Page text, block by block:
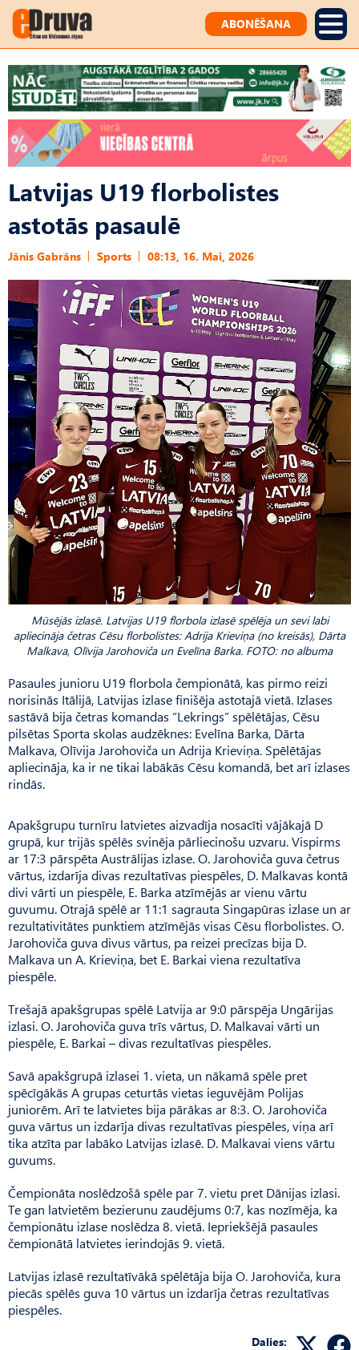
ABONĒŠANA
Latvijas U19 florbolistes
astotās pasaulē
Jānis Gabrāns Sports 08:13, 16. Mai, 2026
Mūsējās izlasē. Latvijas U19 florbola izlasē spēlēja un sevi labi
apliecināja četras Cēsu florbolistes: Adrija Krieviņa (no kreisās), Dārta
Malkava, Olīvija Jarohoviča un Evelīna Barka. FOTO: no albuma
Pasaules junioru U19 florbola čempionātā, kas pirmo reizi
norisinās Itālijā, Latvijas izlase finišēja astotajā vietā. Izlases
sastāvā bija četras komandas “Lekrings” spēlētājas, Cēsu
pilsētas Sporta skolas audzēknes: Evelīna Barka, Dārta
Malkava, Olīvija Jarohoviča un Adrija Krieviņa. Spēlētājas
apliecināja, ka ir ne tikai labākās Cēsu komandā, bet arī izlases
rindās.
Apakšgrupu turnīru latvietes aizvadīja nosacīti vājākajā D
grupā, kur trijās spēlēs svinēja pārliecinošu uzvaru. Vispirms
ar 17:3 pārspēta Austrālijas izlase. O. Jarohoviča guva četrus
vārtus, izdarīja divas rezultatīvas piespēles, D. Malkavas kontā
divi vārti un piespēle, E. Barka atzīmējās ar vienu vārtu
guvumu. Otrajā spēlē ar 11:1 sagrauta Singapūras izlase un ar
rezultativitātes punktiem atzīmējās visas Cēsu florbolistes. O.
Jarohoviča guva divus vārtus, pa reizei precīzas bija D.
Malkava un A. Krieviņa, bet E. Barkai viena rezultatīva
piespēle.
Trešajā apakšgrupas spēlē Latvija ar 9:0 pārspēja Ungārijas
izlasi. O. Jarohoviča guva trīs vārtus, D. Malkavai vārti un
piespēle, E. Barkai – divas rezultatīvas piespēles.
Savā apakšgrupā izlasei 1. vieta, un nākamā spēle pret
spēcīgākās A grupas ceturtās vietas ieguvējām Polijas
juniorēm. Arī te latvietes bija pārākas ar 8:3. O. Jarohoviča
guva vārtus un izdarīja divas rezultatīvas piespēles, viņa arī
tika atzīta par labāko Latvijas izlasē. D. Mal­kavai viens vārtu
guvums.
Čempionāta noslēdzošā spēle par 7. vietu pret Dānijas izlasi.
Te gan latvietēm bezierunu zaudējums 0:7, kas nozīmēja, ka
čempionātu izlase noslēdza 8. vietā. Iepriekšējā pasaules
čempionātā latvietes ierindojās 9. vietā.
Latvijas izlasē rezultatīvākā spēlētāja bija O. Jarohoviča, kura
piecās spēlēs guva 10 vārtus un izdarīja četras rezultatīvas
piespēles.
Dalies: